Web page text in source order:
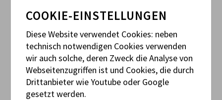
Reglement - H/A, H/N, R3/H und H-AMF
Reglement - E1-AMF
COOKIE-EINSTELLUNGEN
Diese Website verwendet Cookies: neben
technisch notwendigen Cookies verwenden
wir auch solche, deren Zweck die Analyse von
Webseitenzugriffen ist und Cookies, die durch
Drittanbieter wie Youtube oder Google
gesetzt werden.